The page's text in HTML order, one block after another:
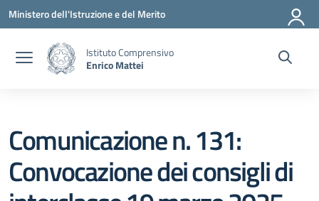
Vai ai contenuti
Vai al menu di navigazione
Vai al footer
Ministero dell'Istruzione e del Merito
Istituto Comprensivo
Enrico Mattei
Comunicazione n. 131:
Convocazione dei consigli di